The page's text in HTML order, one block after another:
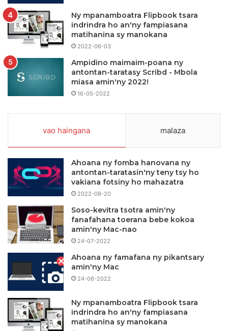
Ny mpanamboatra Flipbook tsara
indrindra ho an'ny fampiasana
matihanina sy manokana
2022-06-03
Ampidino maimaim-poana ny
antontan-taratasy Scribd - Mbola
miasa amin'ny 2022!
16-05-2022
vao haingana malaza
Ahoana ny fomba hanovana ny
antontan-taratasin'ny teny tsy ho
vakiana fotsiny ho mahazatra
2022-08-20
Soso-kevitra tsotra amin'ny
fanafahana toerana bebe kokoa
amin'ny Mac-nao
24-07-2022
Ahoana ny famafana ny pikantsary
amin'ny Mac
24-06-2022
Ny mpanamboatra Flipbook tsara
indrindra ho an'ny fampiasana
matihanina sy manokana